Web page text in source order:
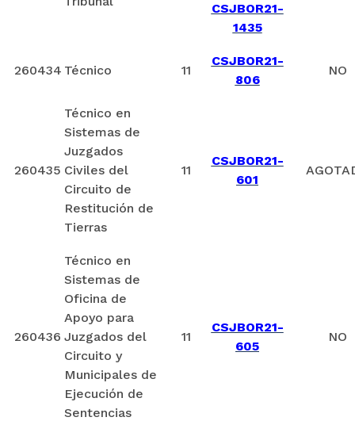
CSJBOR21-
1435
260434 Técnico 11
CSJBOR21-
806
NO
260435
Técnico en
Sistemas de
Juzgados
Civiles del
Circuito de
Restitución de
Tierras
11
CSJBOR21-
601
260436
Técnico en
Sistemas de
Oficina de
Apoyo para
Juzgados del
Circuito y
Municipales de
Ejecución de
Sentencias
11
CSJBOR21-
605
NO